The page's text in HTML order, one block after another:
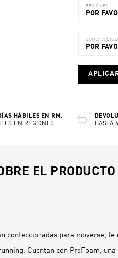
REGIONES
POR
COMUNA/
POR
HÁBILES EN RM.
EN REGIONES
HASTA
EL PRODUCTO
confeccionadas para moverse, te
Cuentan con ProFoam, una